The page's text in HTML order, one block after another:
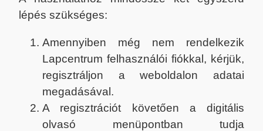
lépés szükséges:
Amennyiben még nem rendelkezik
Lapcentrum felhasználói fiókkal, kérjük,
regisztráljon a weboldalon adatai
megadásával.
A regisztrációt követően a digitális
olvasó menüpontban tudja